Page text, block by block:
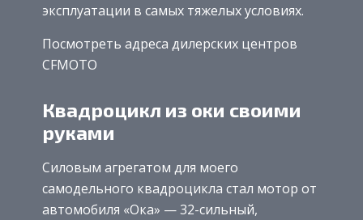
эксплуатации в самых тяжелых условиях.
Посмотреть адреса дилерских центров
CFMOTO
Квадроцикл из оки своими
руками
Силовым агрегатом для моего
самодельного квадроцикла стал мотор от
автомобиля «Ока» — 32-сильный,